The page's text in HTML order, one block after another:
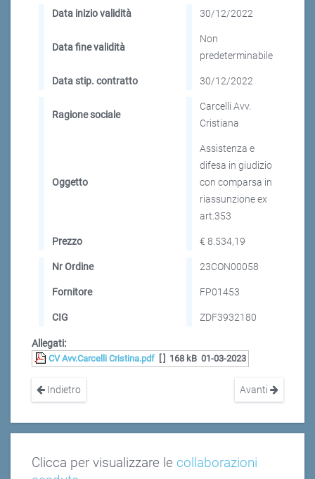
Data inizio validità 30/12/2022
Data fine validità
Non
predeterminabile
Data stip. contratto 30/12/2022
Ragione sociale
Carcelli Avv.
Cristiana
Oggetto
Assistenza e
difesa in giudizio
con comparsa in
riassunzione ex
art.353
Prezzo € 8.534,19
Nr Ordine 23CON00058
Fornitore FP01453
CIG ZDF3932180
Allegati:
CV Avv.Carcelli Cristina.pdf 168 kB 01-03-2023
Indietro Avanti
Clicca per visualizzare le collaborazioni